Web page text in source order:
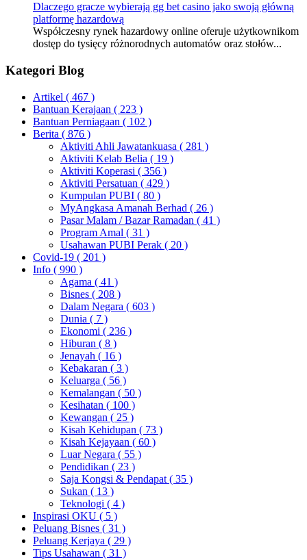
Dlaczego gracze wybierają gg bet casino jako swoją główną
platformę hazardową
Współczesny rynek hazardowy online oferuje użytkownikom
dostęp do tysięcy różnorodnych automatów oraz stołów...
Kategori Blog
Artikel ( 467 )
Bantuan Kerajaan ( 223 )
Bantuan Perniagaan ( 102 )
Berita ( 876 )
Aktiviti Ahli Jawatankuasa ( 281 )
Aktiviti Kelab Belia ( 19 )
Aktiviti Koperasi ( 356 )
Aktiviti Persatuan ( 429 )
Kumpulan PUBI ( 80 )
MyAngkasa Amanah Berhad ( 26 )
Pasar Malam / Bazar Ramadan ( 41 )
Program Amal ( 31 )
Usahawan PUBI Perak ( 20 )
Covid-19 ( 201 )
Info ( 990 )
Agama ( 41 )
Bisnes ( 208 )
Dalam Negara ( 603 )
Dunia ( 7 )
Ekonomi ( 236 )
Hiburan ( 8 )
Jenayah ( 16 )
Kebakaran ( 3 )
Keluarga ( 56 )
Kemalangan ( 50 )
Kesihatan ( 100 )
Kewangan ( 25 )
Kisah Kehidupan ( 73 )
Kisah Kejayaan ( 60 )
Luar Negara ( 55 )
Pendidikan ( 23 )
Saja Kongsi & Pendapat ( 35 )
Sukan ( 13 )
Teknologi ( 4 )
Inspirasi OKU ( 5 )
Peluang Bisnes ( 31 )
Peluang Kerjaya ( 29 )
Tips Usahawan ( 31 )